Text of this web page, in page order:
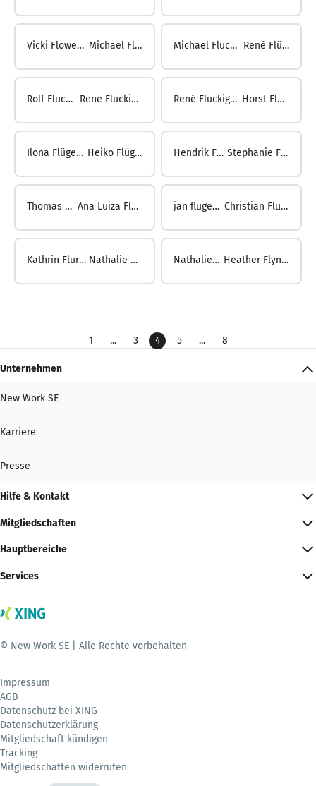
Vicki Flowers ... Michael Fluck Michael Fluck ... René Flück
Rolf Flück ... Rene Flückiger René Flückiger ... Horst Flügel
Ilona Flügel ... Heiko Flügge Hendrik Flügge ... Stephanie Flühmann
Thomas Flühmann ... Ana Luiza Flugel Magalhães jan flugel ... Christian Flurer
Kathrin Flurer ... Nathalie Flury Nathalie Flury ... Heather Flynn Fleming
1 ... 3 4 5 ... 8
Unternehmen
New Work SE
Karriere
Presse
Hilfe & Kontakt
Mitgliedschaften
Hauptbereiche
Services
© New Work SE | Alle Rechte vorbehalten
Impressum
AGB
Datenschutz bei XING
Datenschutzerklärung
Mitgliedschaft kündigen
Tracking
Mitgliedschaften widerrufen